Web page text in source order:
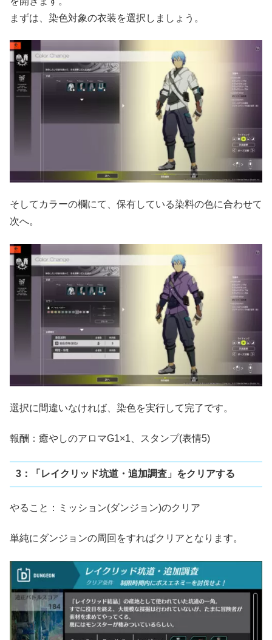
まずは、染色対象の衣装を選択しましょう。
そしてカラーの欄にて、保有している染料の色に合わせて
次へ。
選択に間違いなければ、染色を実行して完了です。
報酬：癒やしのアロマG1×1、スタンプ(表情5)
3：「レイクリッド坑道・追加調査」をクリアする
やること：ミッション(ダンジョン)のクリア
単純にダンジョンの周回をすればクリアとなります。